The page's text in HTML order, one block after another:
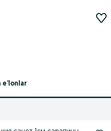
e’lonlar